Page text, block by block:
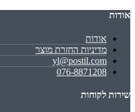
אודות
אודות
מדיניות החזרת מוצר
yl@postil.com
076-8871208
שירות לקוחות